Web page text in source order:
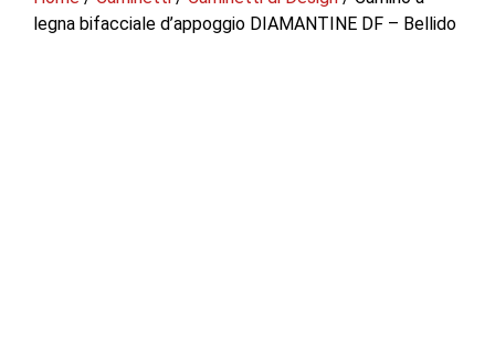
legna bifacciale d’appoggio DIAMANTINE DF – Bellido